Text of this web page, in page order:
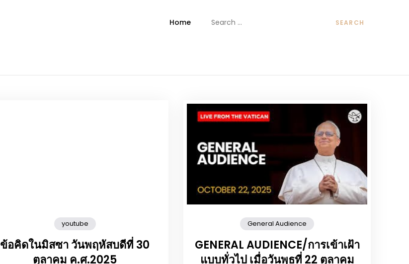
Home
for:
youtube
ข้อคิดในมิสซา วันพฤหัสบดีที่ 30
ตุลาคม ค.ศ.2025
General Audience
GENERAL AUDIENCE/การเข้าเฝ้า
แบบทั่วไป เมื่อวันพุธที่ 22 ตุลาคม